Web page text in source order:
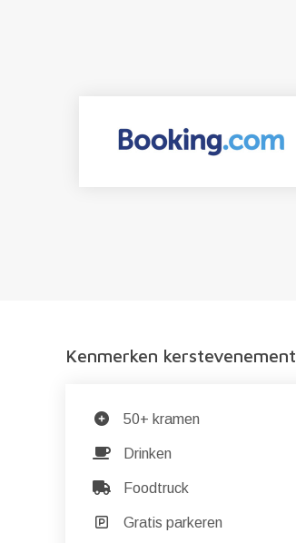
Kenmerken kerstevenement
50+ kramen
Drinken
Foodtruck
Gratis parkeren